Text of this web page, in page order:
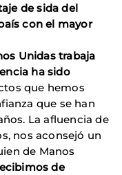
de sida del
con el mayor
Unidas trabaja
ha sido
que hemos
que se han
La afluencia de
nos aconsejó un
de Manos
de